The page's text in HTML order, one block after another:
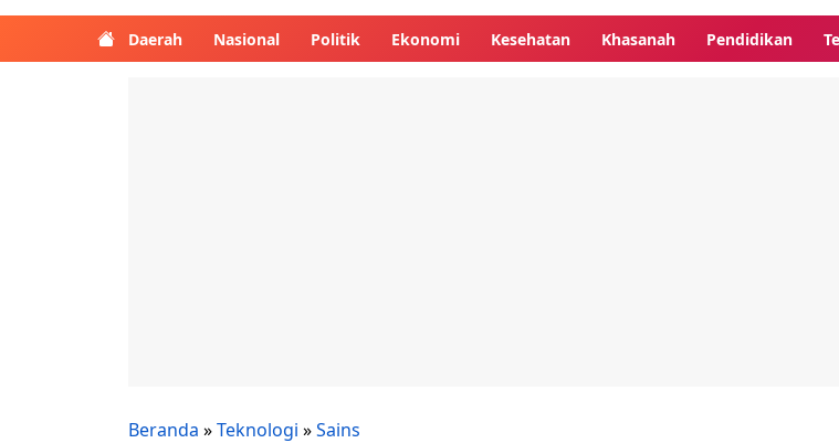
Daerah Nasional Politik Ekonomi Kesehatan Khasanah Pendidikan
Beranda »Teknologi »Sains